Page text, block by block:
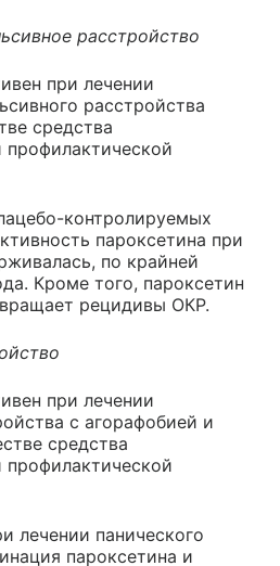
расстройство
при лечении
расстройства
средства
контролируемых
пароксетина при
по крайней
Кроме того, пароксетин
рецидивы ОКР.
при лечении
с агорафобией и
средства
лечении панического
пароксетина и